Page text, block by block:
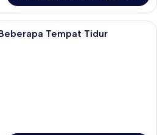
Asrama Umum Keluarga, Beberapa
Tempat Tidur